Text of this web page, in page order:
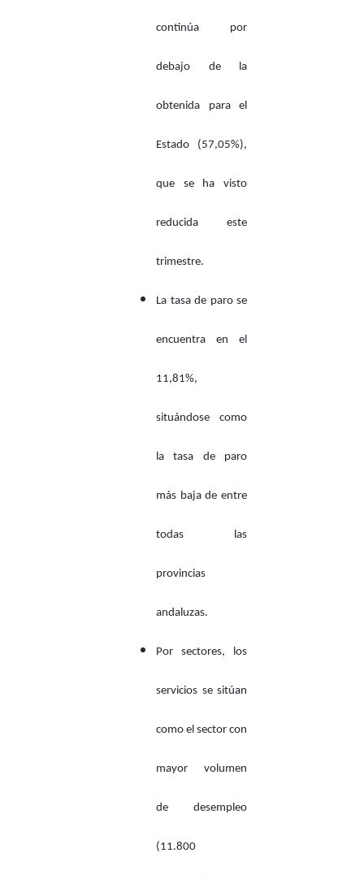
continúa por
debajo de la
obtenida para el
Estado (57,05%),
que se ha visto
reducida este
trimestre.
La tasa de paro se
encuentra en el
11,81%,
situándose como
la tasa de paro
más baja de entre
todas las
provincias
andaluzas.
Por sectores, los
servicios se sitúan
como el sector con
mayor volumen
de desempleo
(11.800